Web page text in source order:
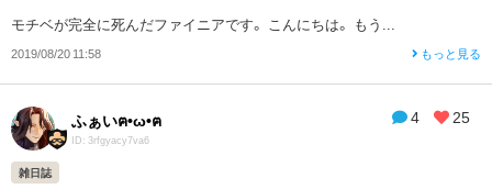
モチベが完全に死んだファイニアです。 こんにちは。 もう...
2019/08/20 11:58 もっと見る
4 25
ふぁいฅ•ω•ฅ
ID: 3rfgyacy7va6
雑日誌